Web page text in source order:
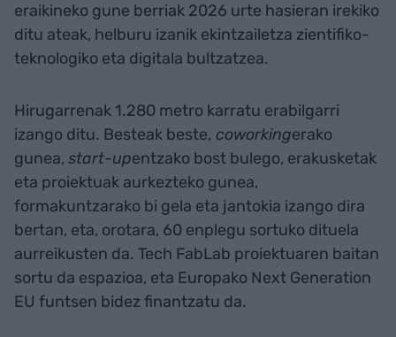
eraikineko gune berriak 2026 urte hasieran irekiko
ditu ateak, helburu izanik ekintzailetza zientifiko-
teknologiko eta digitala bultzatzea.
Hirugarrenak 1.280 metro karratu erabilgarri
izango ditu. Besteak beste, coworkingerako
gunea, start-upentzako bost bulego, erakusketak
eta proiektuak aurkezteko gunea,
formakuntzarako bi gela eta jantokia izango dira
bertan, eta, orotara, 60 enplegu sortuko dituela
aurreikusten da. Tech FabLab proiektuaren baitan
sortu da espazioa, eta Europako Next Generation
EU funtsen bidez finantzatu da.